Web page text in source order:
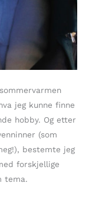
jeg kunne finne
hobby. Og etter
(som
bestemte jeg
forskjellige
tema.